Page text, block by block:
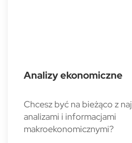
Analizy ekonomiczne
Chcesz być na bieżąco z
analizami i informacjami
makroekonomicznymi?